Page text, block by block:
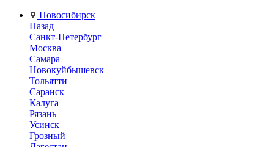
Новосибирск
Назад
Санкт-Петербург
Москва
Самара
Новокуйбышевск
Тольятти
Саранск
Калуга
Рязань
Усинск
Грозный